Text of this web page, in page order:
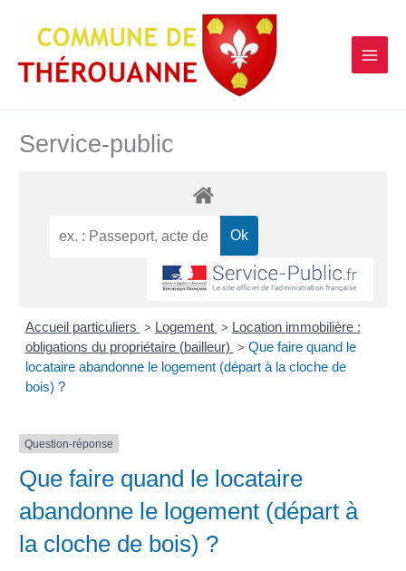
contenu
Service-public
Accueil particuliers > Logement > Location immobilière :
obligations du propriétaire (bailleur) > Que faire quand le
locataire abandonne le logement (départ à la cloche de
bois) ?
Question-réponse
Que faire quand le locataire
abandonne le logement (départ à
la cloche de bois) ?